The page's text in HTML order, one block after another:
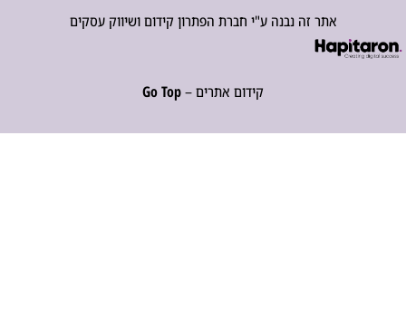
אתר זה נבנה ע"י חברת הפתרון קידום ושיווק עסקים
קידום אתרים –Go Top